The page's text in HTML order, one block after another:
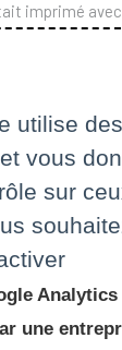
imprimé
à
badge.
de
cette question
affiche sa
d'une
à fin
2 années
utilise des
vous
sur
Analytics
une